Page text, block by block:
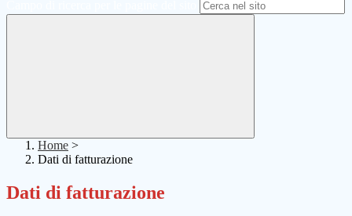
Home >
Dati di fatturazione
Dati di fatturazione